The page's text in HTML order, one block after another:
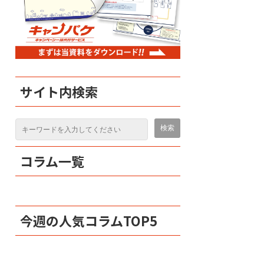
サイト内検索
コラム一覧
今週の人気コラムTOP5